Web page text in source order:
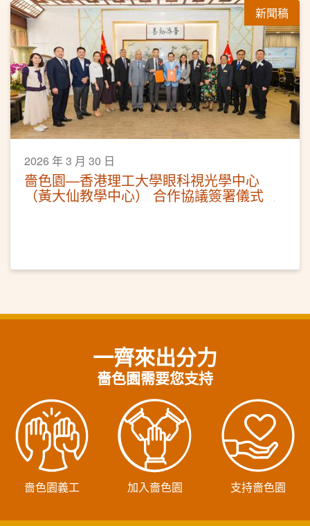
新聞稿
2026 年 3 月 30 日
嗇色園—香港理工大學眼科視光學中心
（黃大仙教學中心） 合作協議簽署儀式
一齊來出分力
嗇色園需要您支持
嗇色園義工 加入嗇色園 支持嗇色園